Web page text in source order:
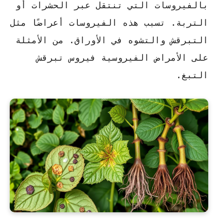
بالفيروسات التي تنتقل عبر الحشرات أو
التربة. تسبب هذه الفيروسات أعراضًا مثل
التبرقش والتشوه في الأوراق. من الأمثلة
على الأمراض الفيروسية
فيروس تبرقش
التبغ .